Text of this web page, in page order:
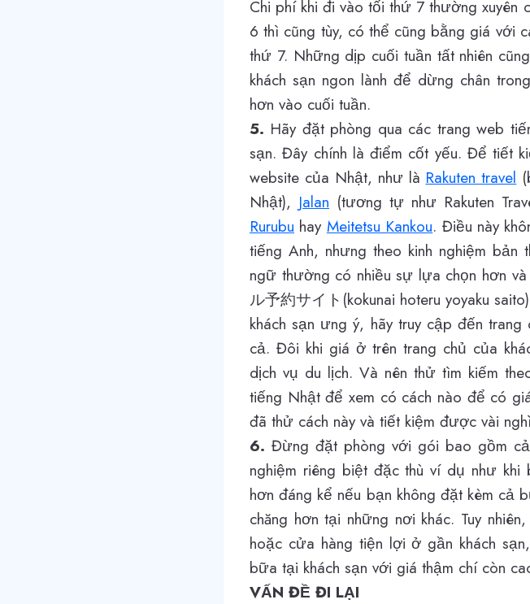
Chi phí khi đi vào tối thứ 7 thường xuyên
6 thì cũng tùy, có thể cũng bằng giá với
thứ 7. Những dịp cuối tuần tất nhiên
khách sạn ngon lành để dừng chân
hơn vào cuối tuần.
5. Hãy đặt phòng qua các trang web
sạn. Đây chính là điểm cốt yếu. Để tiết
website của Nhật, như là Rakuten travel
Nhật), Jalan (tương tự như Rakuten
Rurubu hay Meitetsu Kankou. Điều này
tiếng Anh, nhưng theo kinh nghiệm
ngữ thường có nhiều sự lựa chọn hơn
ル予約サイト(kokunai hoteru yoyaku
khách sạn ưng ý, hãy truy cập đến
cả. Đôi khi giá ở trên trang chủ của
dịch vụ du lịch. Và nên thử tìm kiếm
tiếng Nhật để xem có cách nào để có
đã thử cách này và tiết kiệm được vài
6. Đừng đặt phòng với gói bao gồm
nghiệm riêng biệt đặc thù ví dụ như
hơn đáng kể nếu bạn không đặt kèm
chăng hơn tại những nơi khác. Tuy
hoặc cửa hàng tiện lợi ở gần khách
bữa tại khách sạn với giá thậm chí còn
VẤN ĐỀ ĐI LẠI